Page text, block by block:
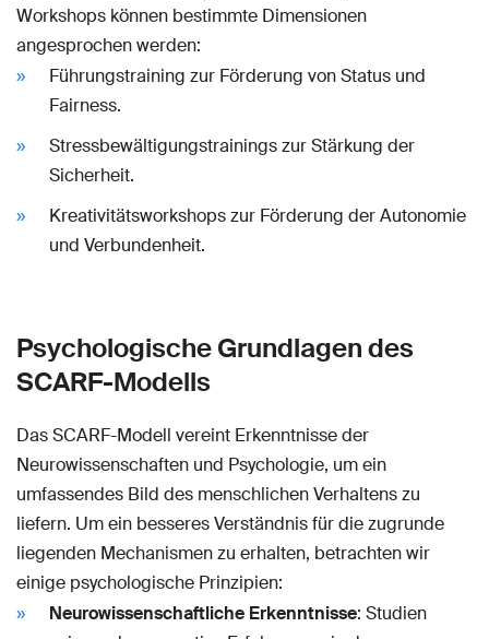
Workshops können bestimmte Dimensionen
angesprochen werden:
Führungstraining zur Förderung von Status und
Fairness.
Stressbewältigungstrainings zur Stärkung der
Sicherheit.
Kreativitätsworkshops zur Förderung der Autonomie
und Verbundenheit.
Psychologische Grundlagen des
SCARF-Modells
Das SCARF-Modell vereint Erkenntnisse der
Neurowissenschaften und Psychologie, um ein
umfassendes Bild des menschlichen Verhaltens zu
liefern. Um ein besseres Verständnis für die zugrunde
liegenden Mechanismen zu erhalten, betrachten wir
einige psychologische Prinzipien:
Neurowissenschaftliche Erkenntnisse: Studien